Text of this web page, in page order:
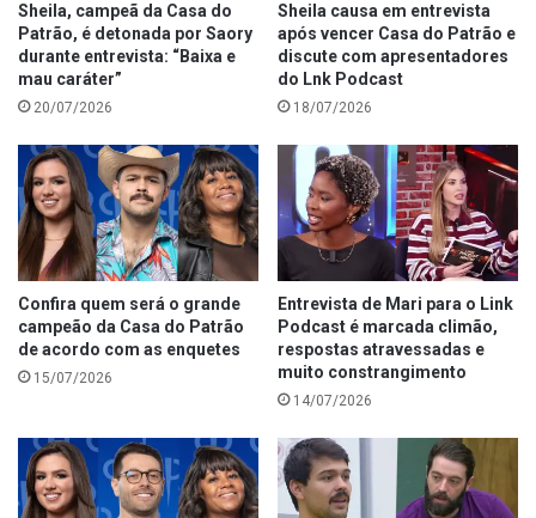
Sheila, campeã da Casa do
Patrão, é detonada por Saory
durante entrevista: “Baixa e
mau caráter”
20/07/2026
Sheila causa em entrevista
após vencer Casa do Patrão e
discute com apresentadores
do Lnk Podcast
18/07/2026
Confira quem será o grande
campeão da Casa do Patrão
de acordo com as enquetes
15/07/2026
Entrevista de Mari para o Link
Podcast é marcada climão,
respostas atravessadas e
muito constrangimento
14/07/2026